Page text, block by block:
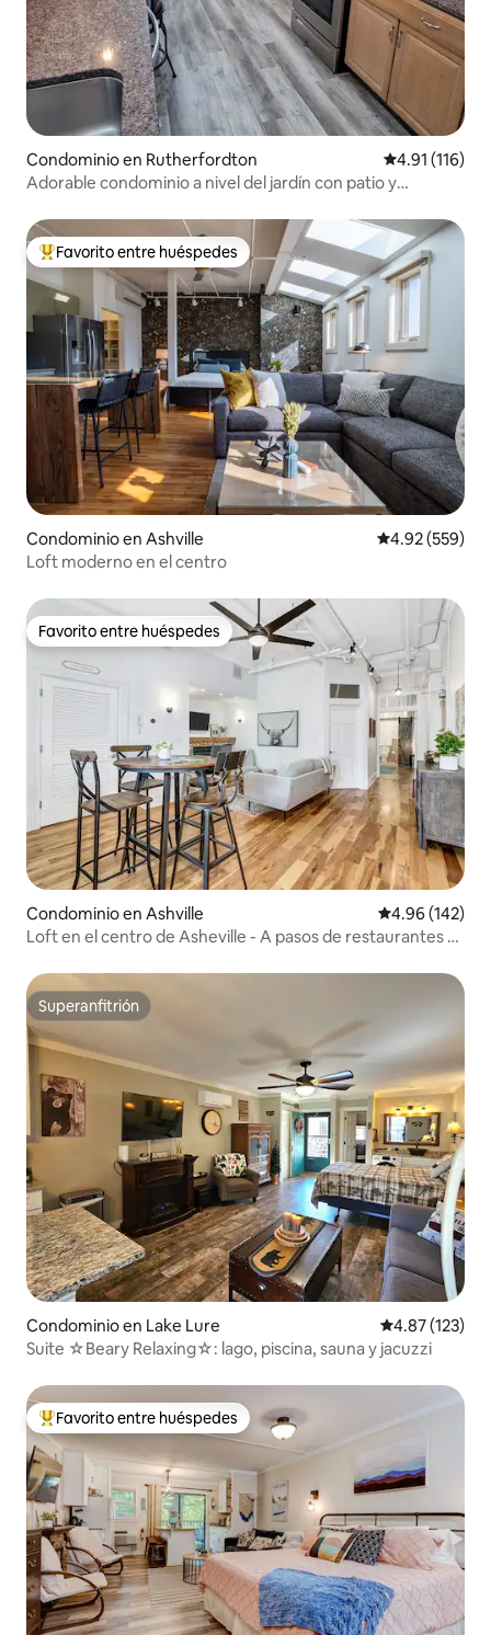
Condominio en Rutherfordton Calificación
4.91 (116)
Adorable condominio a nivel del jardín con patio y
De los mejores en Favorito entre huéspedes
Favorito entre huéspedes
Condominio en Ashville Calificación
4.92 (559)
Loft moderno en el centro
Favorito entre huéspedes
Favorito entre huéspedes
Condominio en Ashville Calificación
4.96 (142)
Loft en el centro de Asheville - A pasos de restaurantes y
Superanfitrión
Superanfitrión
Condominio en Lake Lure Calificación
4.87 (123)
Suite ☆Beary Relaxing☆: lago, piscina, sauna y jacuzzi
De los mejores en Favorito entre huéspedes
Favorito entre huéspedes